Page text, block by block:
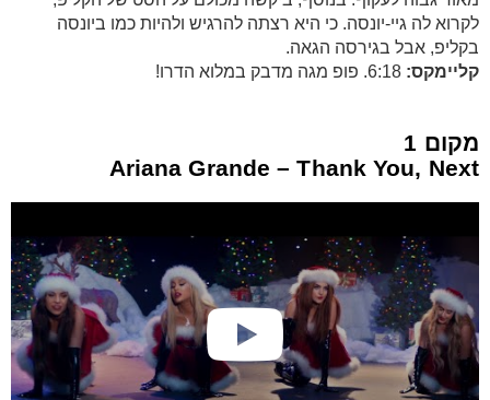
לקרוא לה גיי-יונסה. כי היא רצתה להרגיש ולהיות כמו ביונסה
בקליפ, אבל בגירסה הגאה.
קליימקס:
מקום 1
Ariana Grande – Thank You, Next